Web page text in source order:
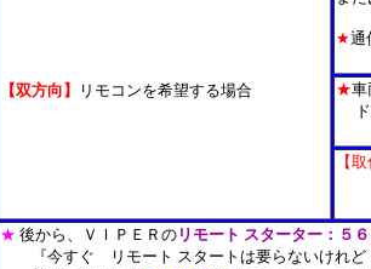
【双方向】 リモコンを希望する場合
★通
★車
ド
【
★ 後から、ＶＩＰＥＲのリモート スターター：５
『今すぐ リモート スタートは要らないけれど